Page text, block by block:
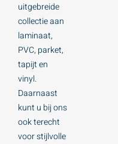
uitgebreide
collectie aan
laminaat,
PVC, parket,
tapijt en
vinyl.
Daarnaast
kunt u bij ons
ook terecht
voor stijlvolle